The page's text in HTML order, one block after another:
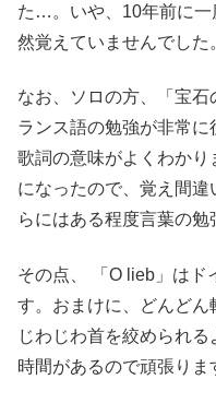
た…。いや、10年前に一
然覚えていませんでした
なお、ソロの方、「宝
ランス語の勉強が非常に
歌詞の意味がよくわかり
になったので、覚え間
らにはある程度言葉の勉
その点、 「O lieb」はド
す。おまけに、どんどん
じわじわ首を絞められ
時間があるので頑張りま